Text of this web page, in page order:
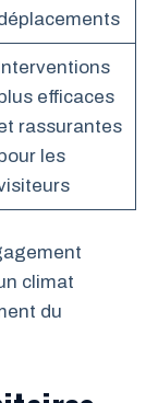
efficaces
rassurantes
les
climat
du